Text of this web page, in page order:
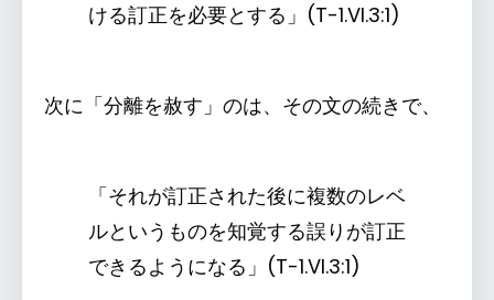
ける訂正を必要とする」(T-1.VI.3:1)
次に「分離を赦す」のは、その文の続きで、
「それが訂正された後に複数のレベ
ルというものを知覚する誤りが訂正
できるようになる」(T-1.VI.3:1)